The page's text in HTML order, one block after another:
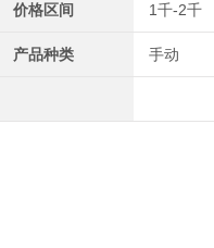
价格区间 1千-2千
产品种类 手动